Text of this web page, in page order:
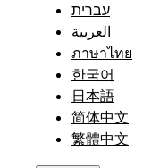
עברית
العربية
ภาษาไทย
한국어
日本語
简体中文
繁體中文